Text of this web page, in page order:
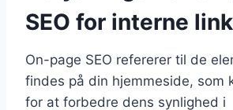
SEO for interne
On-page SEO refererer til de
findes på din hjemmeside, som
for at forbedre dens synlighed i